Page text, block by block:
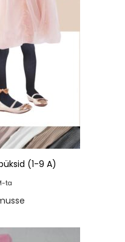
(1-9 A)
ta